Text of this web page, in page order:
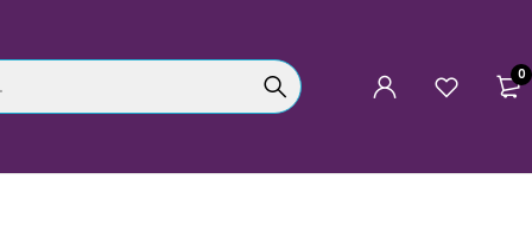
0